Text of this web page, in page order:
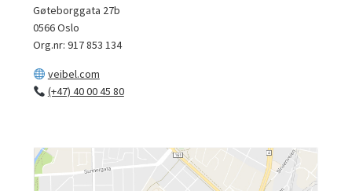
Gøteborggata 27b
0566 Oslo
Org.nr: 917 853 134
veibel.com
(+47) 40 00 45 80